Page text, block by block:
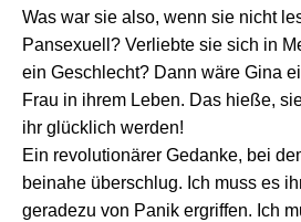
Was war sie also, wenn sie nicht
Pansexuell? Verliebte sie sich in
ein Geschlecht? Dann wäre Gina
Frau in ihrem Leben. Das hieße,
ihr glücklich werden!
Ein revolutionärer Gedanke, bei
beinahe überschlug. Ich muss es
geradezu von Panik ergriffen. Ich